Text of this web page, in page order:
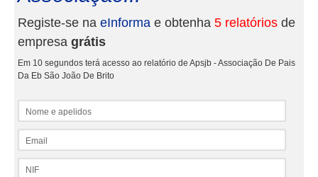
Registe-se na eInforma e obtenha 5 relatórios de
empresa grátis
Em 10 segundos terá acesso ao relatório de Apsjb - Associação De Pais
Da Eb São João De Brito